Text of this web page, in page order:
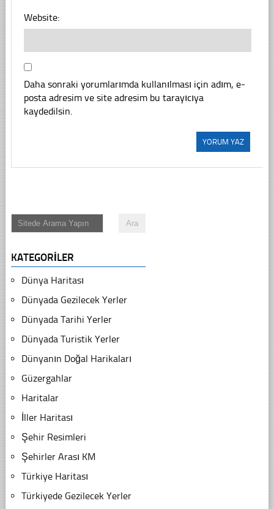
Website:
Daha sonraki yorumlarımda kullanılması için adım, e-
posta adresim ve site adresim bu tarayıcıya
kaydedilsin.
KATEGORILER
Dünya Haritası
Dünyada Gezilecek Yerler
Dünyada Tarihi Yerler
Dünyada Turistik Yerler
Dünyanın Doğal Harikaları
Güzergahlar
Haritalar
İller Haritası
Şehir Resimleri
Şehirler Arası KM
Türkiye Haritası
Türkiyede Gezilecek Yerler